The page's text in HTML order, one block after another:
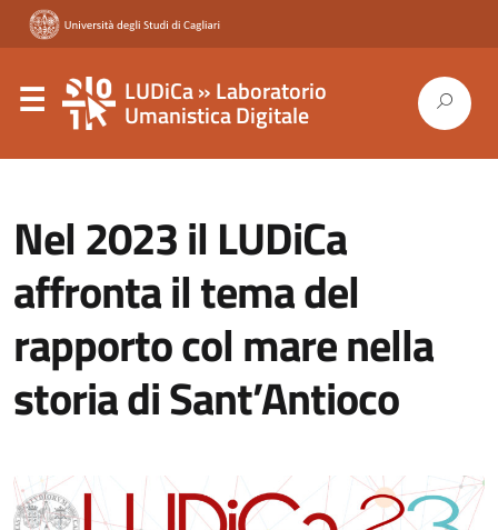
LUDiCa » Laboratorio
Umanistica Digitale
Nel 2023 il LUDiCa
affronta il tema del
rapporto col mare nella
storia di Sant’Antioco